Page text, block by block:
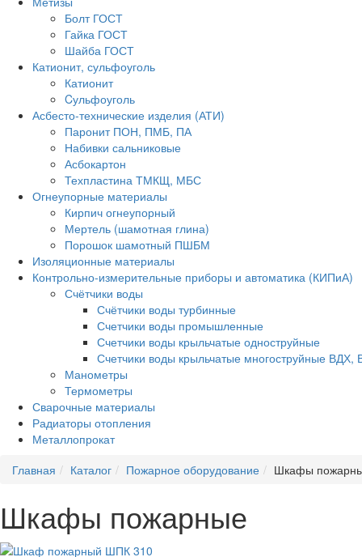
Болт ГОСТ
Гайка ГОСТ
Шайба ГОСТ
Катионит, сульфоуголь
Катионит
Cульфоуголь
Асбесто-технические изделия (АТИ)
Паронит ПОН, ПМБ, ПА
Набивки сальниковые
Асбокартон
Техпластина ТМКЩ, МБС
Огнеупорные материалы
Кирпич огнеупорный
Мертель (шамотная глина)
Порошок шамотный ПШБМ
Изоляционные материалы
Контрольно-измерительные приборы и автоматика (КИПиА)
Счётчики воды
Счётчики воды турбинные
Счетчики воды промышленные
Счетчики воды крыльчатые одноструйные
Счетчики воды крыльчатые многоструйные
Манометры
Термометры
Сварочные материалы
Радиаторы отопления
Металлопрокат
Главная
Каталог Пожарное оборудование Шкафы
Шкафы пожарные